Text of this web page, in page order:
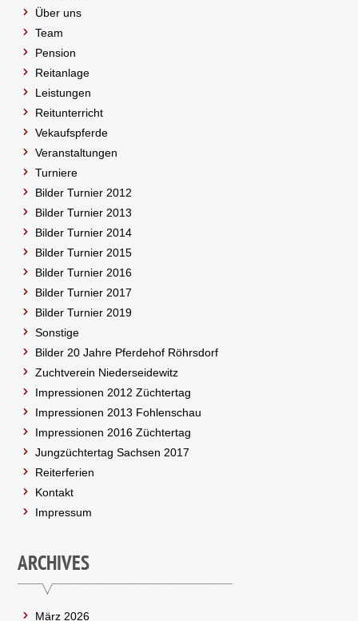
Über uns
Team
Pension
Reitanlage
Leistungen
Reitunterricht
Vekaufspferde
Veranstaltungen
Turniere
Bilder Turnier 2012
Bilder Turnier 2013
Bilder Turnier 2014
Bilder Turnier 2015
Bilder Turnier 2016
Bilder Turnier 2017
Bilder Turnier 2019
Sonstige
Bilder 20 Jahre Pferdehof Röhrsdorf
Zuchtverein Niederseidewitz
Impressionen 2012 Züchtertag
Impressionen 2013 Fohlenschau
Impressionen 2016 Züchtertag
Jungzüchtertag Sachsen 2017
Reiterferien
Kontakt
Impressum
ARCHIVES
März 2026